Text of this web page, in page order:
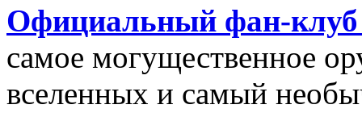
Официальный фан-клуб
самое могущественное
вселенных и самый